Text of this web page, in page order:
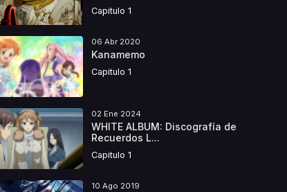
Capitulo 1
06 Abr 2020
Kanamemo
Capitulo 1
02 Ene 2024
WHITE ALBUM: Discografía de
Recuerdos L...
Capitulo 1
10 Ago 2019